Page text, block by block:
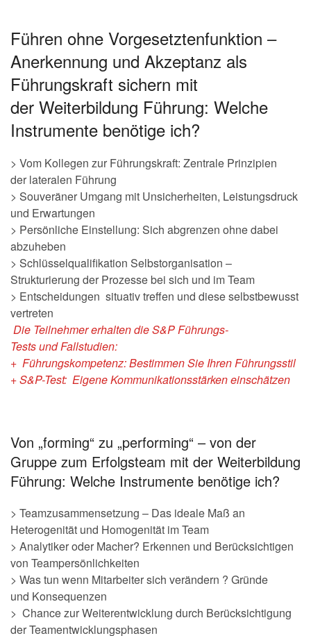
Führen ohne Vorgesetztenfunktion –
Anerkennung und Akzeptanz als
Führungskraft sichern mit
der Weiterbildung Führung: Welche
Instrumente benötige ich?
> Vom Kollegen zur Führungskraft: Zentrale Prinzipien
der lateralen Führung
> Souveräner Umgang mit Unsicherheiten, Leistungsdruck
und Erwartungen
> Persönliche Einstellung: Sich abgrenzen ohne dabei
abzuheben
> Schlüsselqualifikation Selbstorganisation –
Strukturierung der Prozesse bei sich und im Team
> Entscheidungen situativ treffen und diese selbstbewusst
vertreten
Die Teilnehmer erhalten dieS&P Führungs-
TestsundFallstudien:
+ Führungskompetenz: Bestimmen Sie Ihren Führungsstil
+ S&P-Test: Eigene Kommunikationsstärken einschätzen
Von „forming“ zu „performing“ – von der
Gruppe zum Erfolgsteam mit der Weiterbildung
Führung: Welche Instrumente benötige ich?
> Teamzusammensetzung – Das ideale Maß an
Heterogenität und Homogenität im Team
> Analytiker oder Macher? Erkennen und Berücksichtigen
von Teampersönlichkeiten
> Was tun wenn Mitarbeiter sich verändern ? Gründe
und Konsequenzen
> Chance zur Weiterentwicklung durch Berücksichtigung
der Teamentwicklungsphasen